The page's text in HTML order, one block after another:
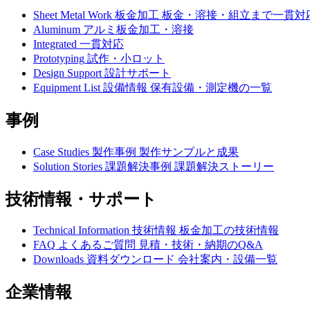
Sheet Metal Work 板金加工 板金・溶接・組立まで一貫対
Aluminum アルミ板金加工・溶接
Integrated 一貫対応
Prototyping 試作・小ロット
Design Support 設計サポート
Equipment List 設備情報 保有設備・測定機の一覧
事例
Case Studies 製作事例 製作サンプルと成果
Solution Stories 課題解決事例 課題解決ストーリー
技術情報・サポート
Technical Information 技術情報 板金加工の技術情報
FAQ よくあるご質問 見積・技術・納期のQ&A
Downloads 資料ダウンロード 会社案内・設備一覧
企業情報